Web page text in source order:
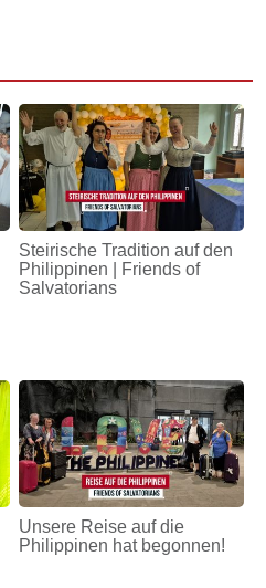
Steirische Tradition auf den
Philippinen | Friends of
Salvatorians
Unsere Reise auf die
Philippinen hat begonnen!